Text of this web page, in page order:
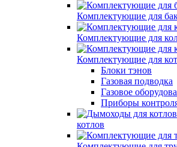
Комплектующие для
Комплектующие для
Комплектующие для
Блоки тэнов
Газовая подводка
Газовое
Приборы
котлов